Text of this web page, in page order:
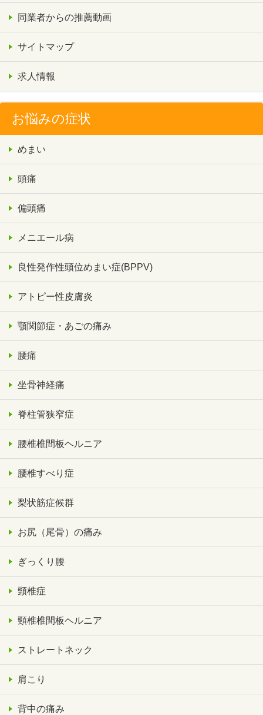
同業者からの推薦動画
サイトマップ
求人情報
お悩みの症状
めまい
頭痛
偏頭痛
メニエール病
良性発作性頭位めまい症(BPPV)
アトピー性皮膚炎
顎関節症・あごの痛み
腰痛
坐骨神経痛
脊柱管狭窄症
腰椎椎間板ヘルニア
腰椎すべり症
梨状筋症候群
お尻（尾骨）の痛み
ぎっくり腰
頸椎症
頸椎椎間板ヘルニア
ストレートネック
肩こり
背中の痛み